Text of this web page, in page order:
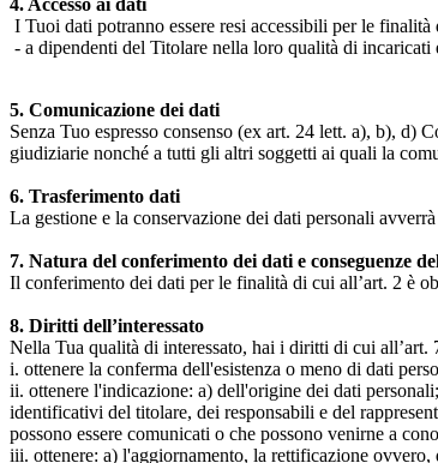
4. Accesso ai dati
I Tuoi dati potranno essere resi accessibili per le finalità
- a dipendenti del Titolare nella loro qualità di
5. Comunicazione dei dati
Senza Tuo espresso consenso (ex art. 24 lett. a), b),
giudiziarie nonché a tutti gli altri soggetti ai quali la
6. Trasferimento dati
La gestione e la conservazione dei dati personali
7. Natura del conferimento dei dati e conseguenze
Il conferimento dei dati per le finalità di cui all’art. 2 è
8. Diritti dell’interessato
Nella Tua qualità di interessato, hai i diritti di cui
i. ottenere la conferma dell'esistenza o meno di dati
ii. ottenere l'indicazione: a) dell'origine dei dati
identificativi del titolare, dei responsabili e del
possono essere comunicati o che possono venirne a
iii. ottenere: a) l'aggiornamento, la rettificazione